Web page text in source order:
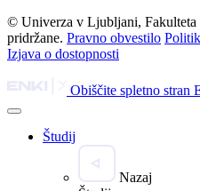
© Univerza v Ljubljani, Fakulteta
pridržane. Pravno obvestilo
Izjava o dostopnosti
Obiščite spletno stran
Študij
Nazaj